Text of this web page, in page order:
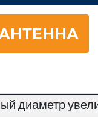
диаметр